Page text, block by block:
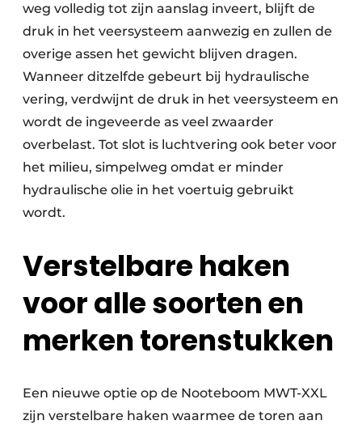
weg volledig tot zijn aanslag inveert, blijft de
druk in het veersysteem aanwezig en zullen de
overige assen het gewicht blijven dragen.
Wanneer ditzelfde gebeurt bij hydraulische
vering, verdwijnt de druk in het veersysteem en
wordt de ingeveerde as veel zwaarder
overbelast. Tot slot is luchtvering ook beter voor
het milieu, simpelweg omdat er minder
hydraulische olie in het voertuig gebruikt
wordt.
Verstelbare haken
voor alle soorten en
merken torenstukken
Een nieuwe optie op de Nooteboom MWT-XXL
zijn verstelbare haken waarmee de toren aan